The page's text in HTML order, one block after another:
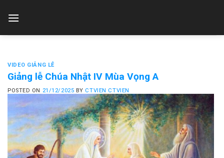
VIDEO GIẢNG LỄ
Giảng lễ Chúa Nhật IV Mùa Vọng A
POSTED ON 21/12/2025 BY CTVIEN CTVIEN